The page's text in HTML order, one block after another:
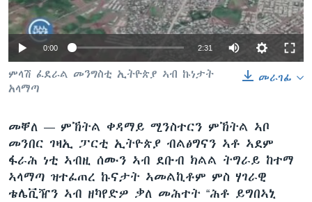
ቂሔ ጽልሚ
ቋንቋታት
0:00 2:31
መራገፊ
ምላሽ ፈደራል መንግስቲ ኢትዮጵያ ኣብ ኩነታት
አላማጣ
መቐለ — ምኽትል ቀዳማይ ሚንስተርን ምኽትል ኣቦ
መንበር ገዛኢ ፓርቲ ኢትዮጵያ ብልፅግናን ኣቶ ኣደም
ፋራሕ ነቲ ኣብዚ ሰሙን ኣብ ደቡብ ክልል ትግራይ ከተማ
ኣላማጣ ዝተፈጠረ ኩናታት ኣመልኪቶም ምስ ሃገራዊ
ቴሌቪዥን ኣብ ዘካየድዎ ቃለ መሕተት “ሕቶ ይግበኣኒ